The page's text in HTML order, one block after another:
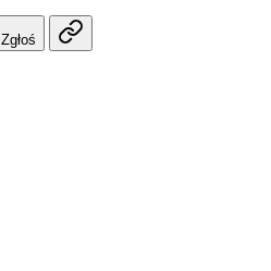
Zgłoś